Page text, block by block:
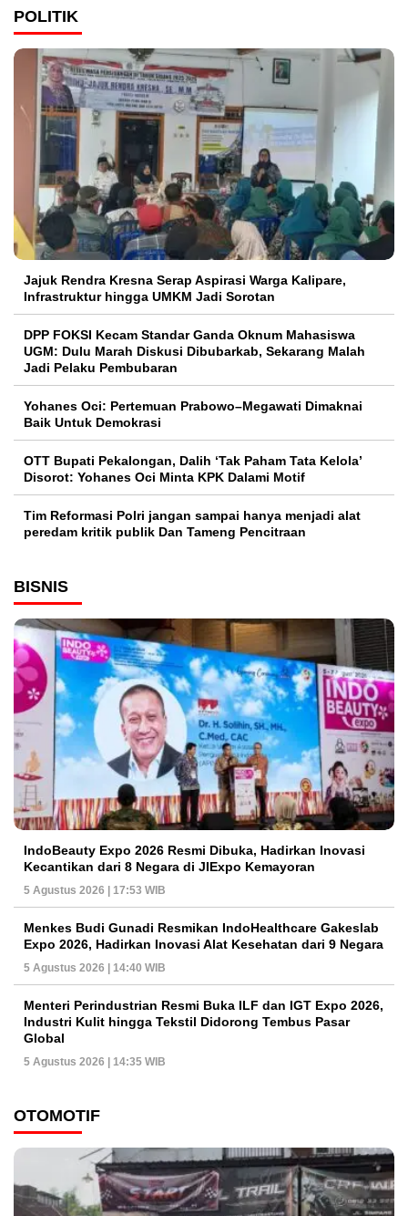
POLITIK
Jajuk Rendra Kresna Serap Aspirasi Warga Kalipare,
Infrastruktur hingga UMKM Jadi Sorotan
DPP FOKSI Kecam Standar Ganda Oknum Mahasiswa
UGM: Dulu Marah Diskusi Dibubarkab, Sekarang Malah
Jadi Pelaku Pembubaran
Yohanes Oci: Pertemuan Prabowo–Megawati Dimaknai
Baik Untuk Demokrasi
OTT Bupati Pekalongan, Dalih ‘Tak Paham Tata Kelola’
Disorot: Yohanes Oci Minta KPK Dalami Motif
Tim Reformasi Polri jangan sampai hanya menjadi alat
peredam kritik publik Dan Tameng Pencitraan
BISNIS
IndoBeauty Expo 2026 Resmi Dibuka, Hadirkan Inovasi
Kecantikan dari 8 Negara di JIExpo Kemayoran
5 Agustus 2026 | 17:53 WIB
Menkes Budi Gunadi Resmikan IndoHealthcare Gakeslab
Expo 2026, Hadirkan Inovasi Alat Kesehatan dari 9 Negara
5 Agustus 2026 | 14:40 WIB
Menteri Perindustrian Resmi Buka ILF dan IGT Expo 2026,
Industri Kulit hingga Tekstil Didorong Tembus Pasar
Global
5 Agustus 2026 | 14:35 WIB
OTOMOTIF